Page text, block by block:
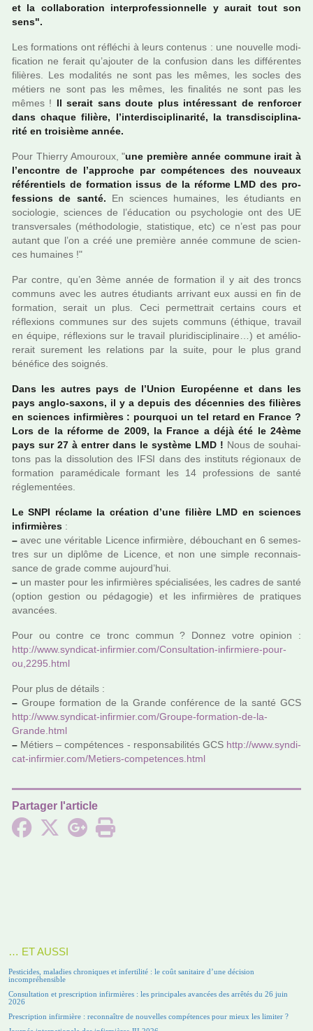
et la col­la­bo­ra­tion inter­pro­fes­sion­nelle y aurait tout son
sens".
Les for­ma­tions ont réflé­chi à leurs conte­nus : une nou­velle modi­
fi­ca­tion ne ferait qu’ajou­ter de la confu­sion dans les dif­fé­ren­tes
filiè­res. Les moda­li­tés ne sont pas les mêmes, les socles des
métiers ne sont pas les mêmes, les fina­li­tés ne sont pas les
mêmes ! Il serait sans doute plus inté­res­sant de ren­for­cer
dans chaque filière, l’inter­dis­ci­pli­na­rité, la trans­dis­ci­pli­na­
rité en troi­sième année.
Pour Thierry Amouroux, "une pre­mière année com­mune irait à
l’encontre de l’appro­che par com­pé­ten­ces des nou­veaux
réfé­ren­tiels de for­ma­tion issus de la réforme LMD des pro­
fes­sions de santé. En scien­ces humai­nes, les étudiants en
socio­lo­gie, scien­ces de l’éducation ou psy­cho­lo­gie ont des UE
trans­ver­sa­les (métho­do­lo­gie, sta­tis­ti­que, etc) ce n’est pas pour
autant que l’on a créé une pre­mière année com­mune de scien­
ces humai­nes !"
Par contre, qu’en 3ème année de for­ma­tion il y ait des troncs
com­muns avec les autres étudiants arri­vant eux aussi en fin de
for­ma­tion, serait un plus. Ceci per­met­trait cer­tains cours et
réflexions com­mu­nes sur des sujets com­muns (éthique, tra­vail
en équipe, réflexions sur le tra­vail plu­ri­dis­ci­pli­naire…) et amé­lio­
re­rait sure­ment les rela­tions par la suite, pour le plus grand
béné­fice des soi­gnés.
Dans les autres pays de l’Union Européenne et dans les
pays anglo-saxons, il y a depuis des décen­nies des filiè­res
en scien­ces infir­miè­res : pour­quoi un tel retard en France ?
Lors de la réforme de 2009, la France a déjà été le 24ème
pays sur 27 à entrer dans le sys­tème LMD ! Nous de sou­hai­
tons pas la dis­so­lu­tion des IFSI dans des ins­ti­tuts régio­naux de
for­ma­tion para­mé­di­cale for­mant les 14 pro­fes­sions de santé
régle­men­tées.
Le SNPI réclame la créa­tion d’une filière LMD en scien­ces
infir­miè­res :
– avec une véri­ta­ble Licence infir­mière, débou­chant en 6 semes­
tres sur un diplôme de Licence, et non une simple reconnais­
sance de grade comme aujourd’hui.
– un master pour les infir­miè­res spé­cia­li­sées, les cadres de santé
(option ges­tion ou péda­go­gie) et les infir­miè­res de pra­ti­ques
avan­cées.
Pour ou contre ce tronc commun ? Donnez votre opi­nion :
http://www.syn­di­cat-infir­mier.com/Consultation-infir­miere-pour-
ou,2295.html
Pour plus de détails :
– Groupe for­ma­tion de la Grande confé­rence de la santé GCS
http://www.syn­di­cat-infir­mier.com/Groupe-for­ma­tion-de-la-
Grande.html
– Métiers – com­pé­ten­ces - res­pon­sa­bi­li­tés GCS http://www.syn­di­
cat-infir­mier.com/Metiers-com­pe­ten­ces.html
Partager l'article
… ET AUSSI
Pesticides, maladies chroniques et infertilité : le coût sanitaire d’une décision
incompréhensible
Consultation et prescription infirmières : les principales avancées des arrêtés du 26 juin
2026
Prescription infirmière : reconnaître de nouvelles compétences pour mieux les limiter ?